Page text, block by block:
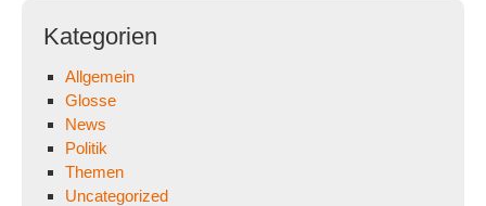
Kategorien
Allgemein
Glosse
News
Politik
Themen
Uncategorized